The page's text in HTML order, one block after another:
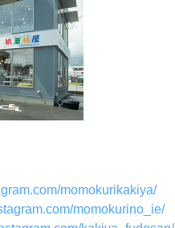
momokurikakiya/
momokurino_ie/